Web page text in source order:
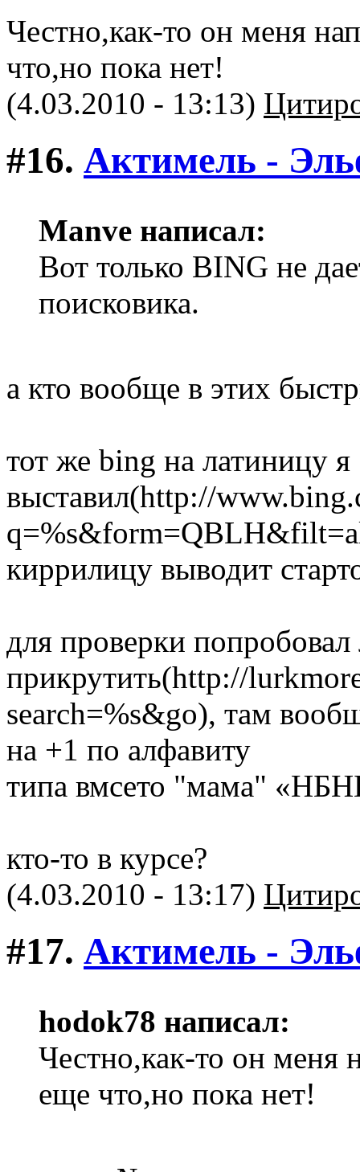
Честно,как-то он меня
что,но пока нет!
(4.03.2010 - 13:13)
#16. Актимель -
Manve написал:
Вот только BING не
поисковика.
а кто вообще в этих
тот же bing на латиницу я
выставил(http://
киррилицу выводит
для проверки
прикрутить(http://
search=%s&go), там
на +1 по алфавиту
типа вмсето "мама"
кто-то в курсе?
(4.03.2010 - 13:17)
#17. Актимель -
hodok78 написал:
Честно,как-то он меня
еще что,но пока нет!